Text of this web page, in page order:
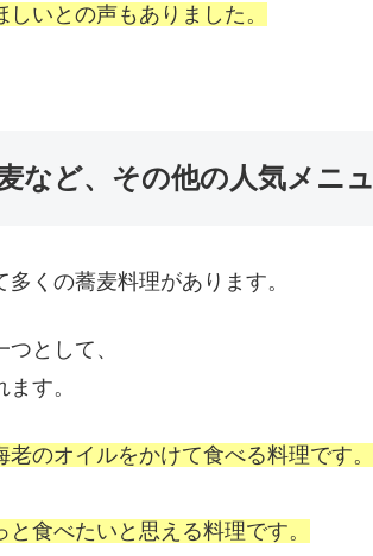
いとの声もありました。
など、その他の人気メニ
くの蕎麦料理があります。
つとして、
す。
のオイルをかけて食べる料理です。
食べたいと思える料理です。